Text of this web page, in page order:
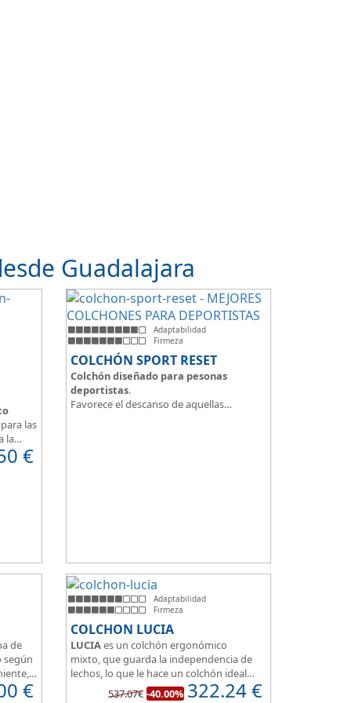
Guadalajara
las
la
€
Adaptabilidad
Firmeza
COLCHÓN SPORT RESET
Colchón diseñado para pesonas
deportistas.
Favorece el descanso de aquellas
de
según
de€
Adaptabilidad
Firmeza
COLCHON LUCIA
LUCIAes un colchón ergonómico
mixto, que guarda la independencia de
lechos, lo que le hace un colchón ideal
para camas de matrimonio, además es
537.07€ -40.00% 322.24€